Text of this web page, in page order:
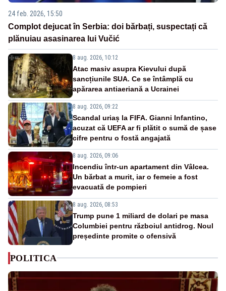
24 feb. 2026, 15:50
Complot dejucat în Serbia: doi bărbați, suspectați că
plănuiau asasinarea lui Vučić
8 aug. 2026, 10:12
Atac masiv asupra Kievului după
sancțiunile SUA. Ce se întâmplă cu
apărarea antiaeriană a Ucrainei
8 aug. 2026, 09:22
Scandal uriaș la FIFA. Gianni Infantino,
acuzat că UEFA ar fi plătit o sumă de șase
cifre pentru o fostă angajată
8 aug. 2026, 09:06
Incendiu într-un apartament din Vâlcea.
Un bărbat a murit, iar o femeie a fost
evacuată de pompieri
8 aug. 2026, 08:53
Trump pune 1 miliard de dolari pe masa
Columbiei pentru războiul antidrog. Noul
președinte promite o ofensivă
POLITICA